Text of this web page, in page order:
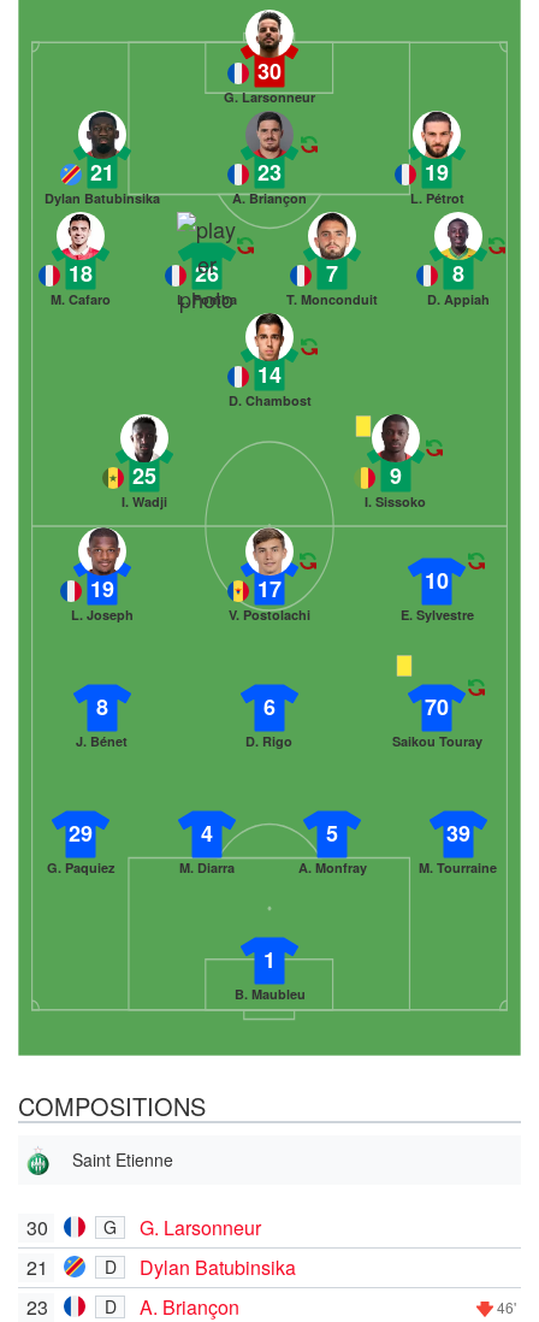
30
G. Larsonneur
19
L. Pétrot
23
A. Briançon
21
Dylan Batubinsika
8
D. Appiah
7
T. Monconduit
26
L. Fomba
18
M. Cafaro
14
D. Chambost
9
I. Sissoko
25
I. Wadji
1
B. Maubleu
29
G. Paquiez
4
M. Diarra
5
A. Monfray
39
M. Tourraine
8
J. Bénet
6
D. Rigo
70
Saikou Touray
19
L. Joseph
17
V. Postolachi
10
E. Sylvestre
COMPOSITIONS
Saint Etienne
30 G
G. Larsonneur
21
D
Dylan Batubinsika
23
D A. Briançon 46'